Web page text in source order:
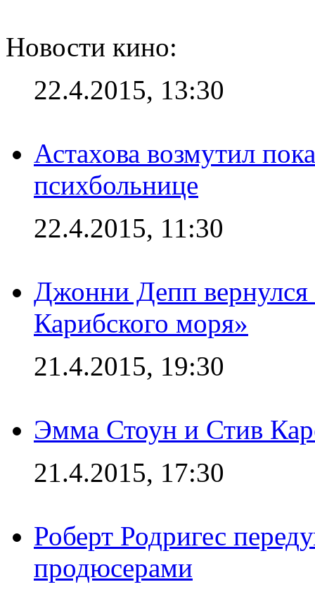
Новости кино:
22.4.2015, 13:30
Астахова возмутил
психбольнице
22.4.2015, 11:30
Джонни Депп
Карибского моря»
21.4.2015, 19:30
Эмма Стоун и Стив
21.4.2015, 17:30
Роберт Родригес
продюсерами